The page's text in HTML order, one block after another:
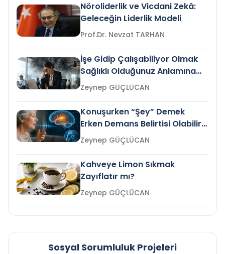
Nöroliderlik ve Vicdani Zekâ:
Geleceğin Liderlik Modeli
Prof.Dr. Nevzat TARHAN
İşe Gidip Çalışabiliyor Olmak
Sağlıklı Olduğunuz Anlamına
Gelir mi?Zeynep GÜÇLÜCAN
Konuşurken “Şey” Demek
Erken Demans Belirtisi Olabilir
mi?
Zeynep GÜÇLÜCAN
Kahveye Limon Sıkmak
Zayıflatır mı?
Zeynep GÜÇLÜCAN
Sosyal Sorumluluk Projeleri